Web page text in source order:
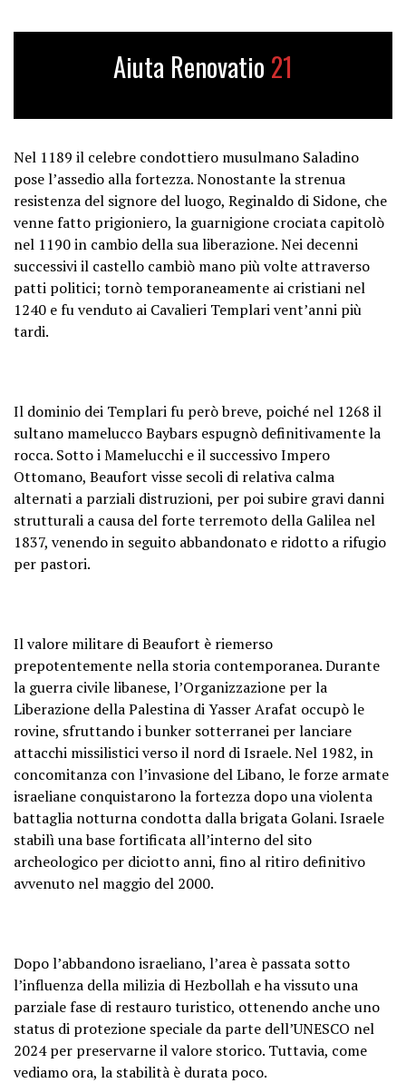
Aiuta Renovatio 21
Nel 1189 il celebre condottiero musulmano Saladino
pose l’assedio alla fortezza. Nonostante la strenua
resistenza del signore del luogo, Reginaldo di Sidone, che
venne fatto prigioniero, la guarnigione crociata capitolò
nel 1190 in cambio della sua liberazione. Nei decenni
successivi il castello cambiò mano più volte attraverso
patti politici; tornò temporaneamente ai cristiani nel
1240 e fu venduto ai Cavalieri Templari vent’anni più
tardi.
Il dominio dei Templari fu però breve, poiché nel 1268 il
sultano mamelucco Baybars espugnò definitivamente la
rocca. Sotto i Mamelucchi e il successivo Impero
Ottomano, Beaufort visse secoli di relativa calma
alternati a parziali distruzioni, per poi subire gravi danni
strutturali a causa del forte terremoto della Galilea nel
1837, venendo in seguito abbandonato e ridotto a rifugio
per pastori.
Il valore militare di Beaufort è riemerso
prepotentemente nella storia contemporanea. Durante
la guerra civile libanese, l’Organizzazione per la
Liberazione della Palestina di Yasser Arafat occupò le
rovine, sfruttando i bunker sotterranei per lanciare
attacchi missilistici verso il nord di Israele. Nel 1982, in
concomitanza con l’invasione del Libano, le forze armate
israeliane conquistarono la fortezza dopo una violenta
battaglia notturna condotta dalla brigata Golani. Israele
stabilì una base fortificata all’interno del sito
archeologico per diciotto anni, fino al ritiro definitivo
avvenuto nel maggio del 2000.
Dopo l’abbandono israeliano, l’area è passata sotto
l’influenza della milizia di Hezbollah e ha vissuto una
parziale fase di restauro turistico, ottenendo anche uno
status di protezione speciale da parte dell’UNESCO nel
2024 per preservarne il valore storico. Tuttavia, come
vediamo ora, la stabilità è durata poco.